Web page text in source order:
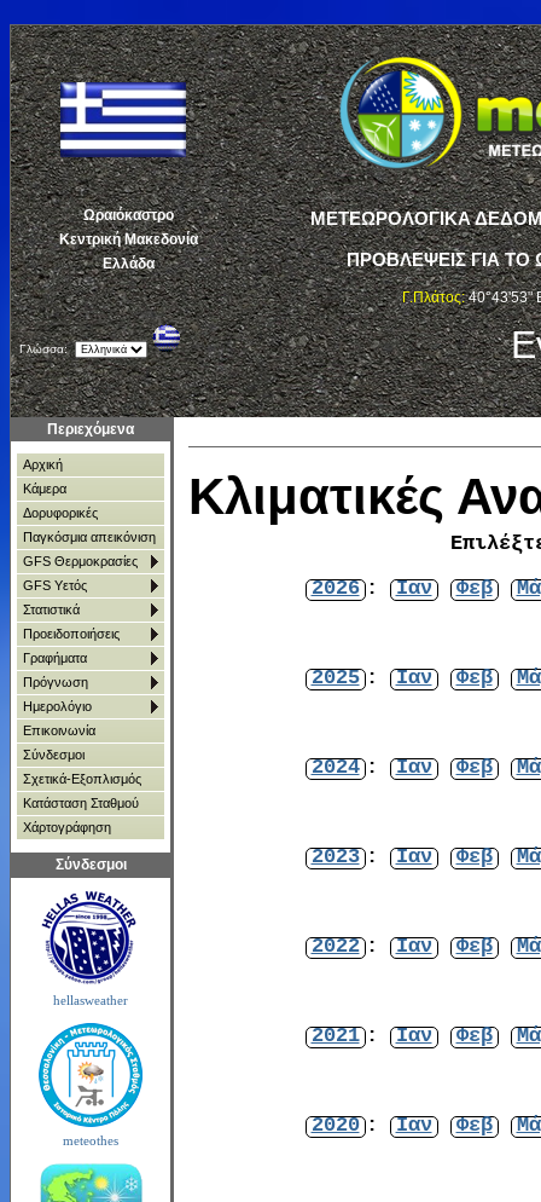
Ωραιόκαστρο
Κεντρική Μακεδονία
Ελλάδα
ΜΕΤΕΩΡΟΛΟΓΙΚΑ
ΠΡΟΒΛΕΨΕΙΣ ΓΙΑ ΤΟ
Γ.Πλάτος:40°43'53"
Γλώσσα:
Περιεχόμενα
Αρχική
Κάμερα
Δορυφορικές
Παγκόσμια απεικόνιση
GFS Θερμοκρασίες
GFS Υετός
Στατιστικά
Προειδοποιήσεις
Γραφήματα
Πρόγνωση
Ημερολόγιο
Επικοινωνία
Σύνδεσμοι
Σχετικά-Εξοπλισμός
Κατάσταση Σταθμού
Χάρτoγράφηση
Σύνδεσμοι
hellasweather
meteothes
Κλιματικές
2026 : Ιαν Φεβ
2025 : Ιαν Φεβ
2024 : Ιαν Φεβ
2023 : Ιαν Φεβ
2022 : Ιαν Φεβ
2021 : Ιαν Φεβ
2020 : Ιαν Φεβ